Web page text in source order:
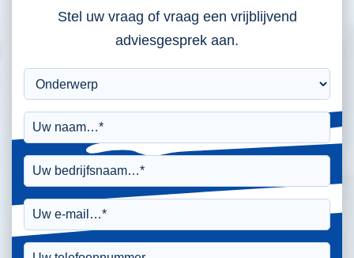
Stel uw vraag of vraag een vrijblijvend
adviesgesprek aan.